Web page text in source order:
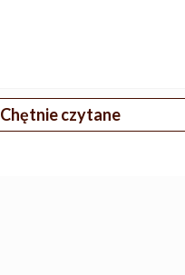
Chętnie czytane